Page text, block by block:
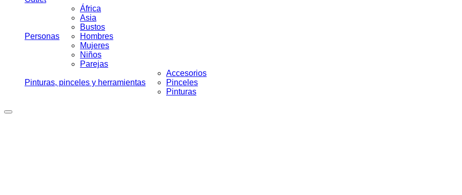
Personas
África
Asia
Bustos
Hombres
Mujeres
Niños
Parejas
Pinturas, pinceles y herramientas
Accesorios
Pinceles
Pinturas